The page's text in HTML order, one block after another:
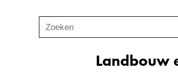
o
Zoeken
Landbouw